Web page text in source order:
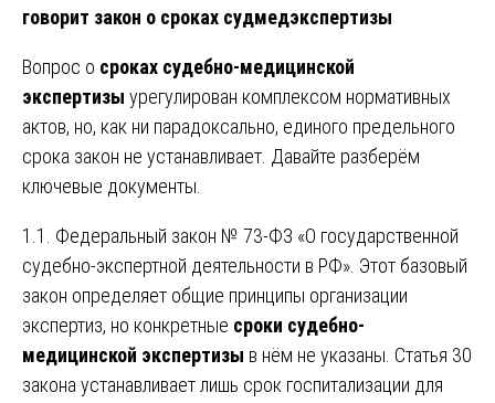
говорит закон о сроках судмедэкспертизы
Вопрос о сроках судебно-медицинской
экспертизы урегулирован комплексом нормативных
актов, но, как ни парадоксально, единого предельного
срока закон не устанавливает. Давайте разберём
ключевые документы.
1.1. Федеральный закон № 73-ФЗ «О государственной
судебно-экспертной деятельности в РФ». Этот базовый
закон определяет общие принципы организации
экспертиз, но конкретные сроки судебно-
медицинской экспертизы в нём не указаны. Статья 30
закона устанавливает лишь срок госпитализации для